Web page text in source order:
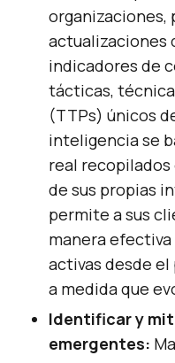
organizaciones,
actualizaciones
indicadores de
tácticas,
(TTPs) únicos
inteligencia se
real
de sus propias
permite a sus
manera efectiva
activas desde
a medida que
Identificar y
emergentes: